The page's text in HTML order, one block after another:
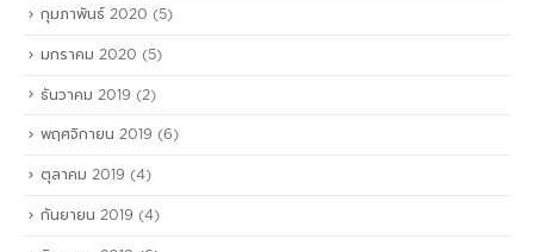
กุมภาพันธ์ 2020 (5)
มกราคม 2020 (5)
ธันวาคม 2019 (2)
พฤศจิกายน 2019 (6)
ตุลาคม 2019 (4)
กันยายน 2019 (4)